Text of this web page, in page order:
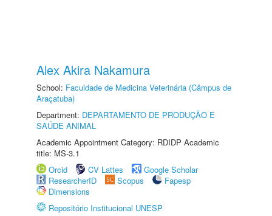
Alex Akira Nakamura
School: Faculdade de Medicina Veterinária (Câmpus de
Araçatuba)
Department: DEPARTAMENTO DE PRODUÇÃO E
SAÚDE ANIMAL
Academic Appointment Category: RDIDP Academic
title: MS-3.1
Orcid
CV Lattes
Google Scholar
ResearcherID
Scopus
Fapesp
Dimensions
Repositório Institucional UNESP